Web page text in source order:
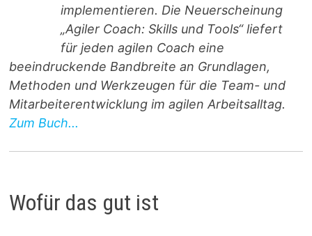
implementieren. Die Neuerscheinung
„Agiler Coach: Skills und Tools“ liefert
für jeden agilen Coach eine
beeindruckende Bandbreite an Grundlagen,
Methoden und Werkzeugen für die Team- und
Mitarbeiterentwicklung im agilen Arbeitsalltag.
Zum Buch...
Wofür das gut ist